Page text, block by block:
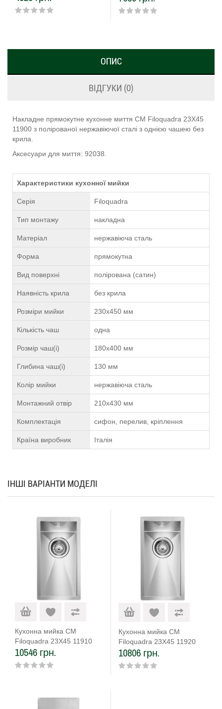
ОПИС
ВІДГУКИ (0)
Накладне прямокутне кухонне миття CM Filoquadra 23Х45
11900 з полірованої нержавіючої сталі з однією чашею без
крила.
Аксесуари для миття: 92038.
Характеристики кухонної мийки
Серія Filoquadra
Тип монтажу накладна
Матеріал нержавіюча сталь
Форма прямокутна
Вид поверхні полірована (сатин)
Наявність крила без крила
Розміри мийки 230х450 мм
Кількість чаш одна
Розмір чаш(і) 180х400 мм
Глибина чаш(і) 130 мм
Колір мийки нержавіюча сталь
Монтажний отвір 210х430 мм
Комплектація сифон, перелив, кріплення
Країна виробник Італія
ІНШІ ВАРІАНТИ МОДЕЛІ
Кухонна мийка CM
Filoquadra 23Х45 11910
10546 грн.
Кухонна мийка CM
Filoquadra 23Х45 11920
10806 грн.